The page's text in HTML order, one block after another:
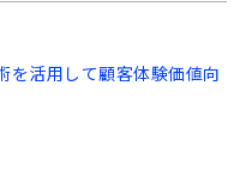
活用して顧客体験価値向